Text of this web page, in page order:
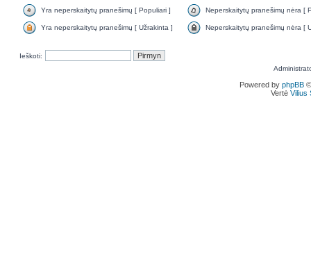
Yra neperskaitytų pranešimų [ Populiari ] Neperskaitytų pranešimų nėra [
Yra neperskaitytų pranešimų [ Užrakinta ] Neperskaitytų pranešimų nėra [
Ieškoti:
Powered by phpBB
Vertė Vilius